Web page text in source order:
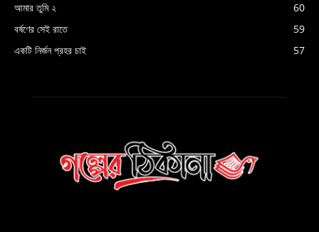
আমার তুমি ২
60
বর্ষণের সেই রাতে
59
একটি নির্জন প্রহর চাই
57